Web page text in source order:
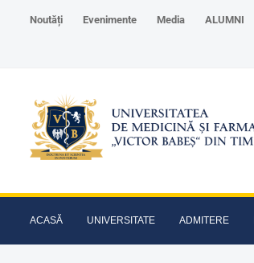
Noutăți Evenimente Media ALUMNI
ACASĂ UNIVERSITATE ADMITERE